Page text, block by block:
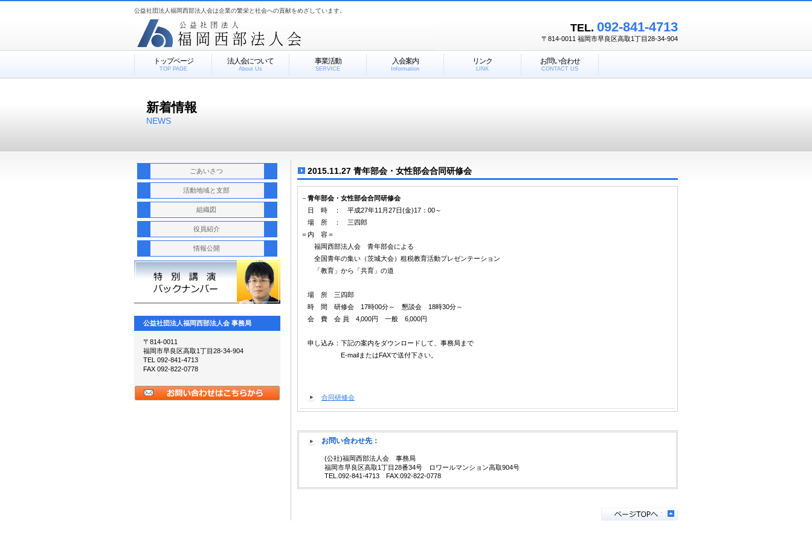
公益社団法人福岡西部法人会は企業の繁栄と社会への貢献をめざしています。
TEL. 092-841-4713
〒814-0011 福岡市早良区高取1丁目28-34-904
新着情報
NEWS
2015.11.27 青年部会・女性部会合同研修会
－青年部会・女性部会合同研修会
日 時 ： 平成27年11月27日(金)17：00～
場 所 ： 三四郎
＝内 容＝
福岡西部法人会 青年部会による
全国青年の集い（茨城大会）租税教育活動プレゼンテーション
「教育」から「共育」の道
場 所 三四郎
時 間 研修会 17時00分～ 懇談会 18時30分～
会 費 会 員 4‚000円 一般 6‚000円
申し込み：下記の案内をダウンロードして、事務局まで
E-mailまたはFAXで送付下さい。
合同研修会
お問い合わせ先：
(公社)福岡西部法人会 事務局
福岡市早良区高取1丁目28番34号 ロワールマンション高取904号
TEL.092-841-4713 FAX.092-822-0778
トップページ
TOP PAGE
法人会について
About Us
事業活動
SERVICE
入会案内
Information
リンク
LINK
お問い合わせ
CONTACT US
ごあいさつ
活動地域と支部
組織図
役員紹介
情報公開
公益社団法人福岡西部法人会 事務局
〒814-0011
福岡市早良区高取1丁目28-34-904
TEL 092-841-4713
FAX 092-822-0778